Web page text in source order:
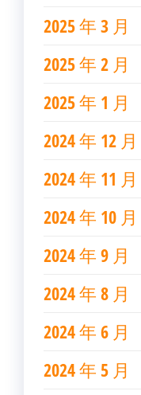
2025 年 3 月
2025 年 2 月
2025 年 1 月
2024 年 12 月
2024 年 11 月
2024 年 10 月
2024 年 9 月
2024 年 8 月
2024 年 6 月
2024 年 5 月